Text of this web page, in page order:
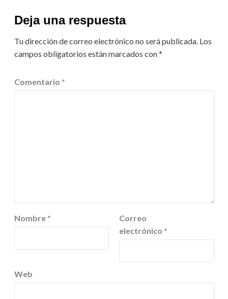
Deja una respuesta
Tu dirección de correo electrónico no será publicada. Los
campos obligatorios están marcados con*
Comentario *
Nombre *
Correo
electrónico *
Web